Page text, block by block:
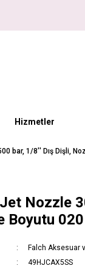
Hizmetler
bar, 1/8'' Dış Dişli,
Nozzle
Boyutu
Falch Aksesuar
49HJCAX5SS